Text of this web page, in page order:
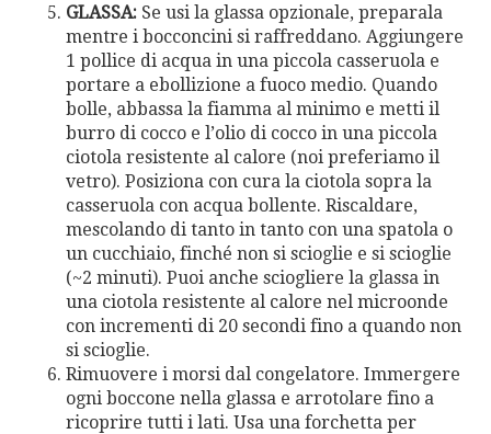
GLASSA: Se usi la glassa opzionale, preparala
mentre i bocconcini si raffreddano. Aggiungere
1 pollice di acqua in una piccola casseruola e
portare a ebollizione a fuoco medio. Quando
bolle, abbassa la fiamma al minimo e metti il ​​
burro di cocco e l’olio di cocco in una piccola
ciotola resistente al calore (noi preferiamo il
vetro). Posiziona con cura la ciotola sopra la
casseruola con acqua bollente. Riscaldare,
mescolando di tanto in tanto con una spatola o
un cucchiaio, finché non si scioglie e si scioglie
(~2 minuti). Puoi anche sciogliere la glassa in
una ciotola resistente al calore nel microonde
con incrementi di 20 secondi fino a quando non
si scioglie.
Rimuovere i morsi dal congelatore. Immergere
ogni boccone nella glassa e arrotolare fino a
ricoprire tutti i lati. Usa una forchetta per